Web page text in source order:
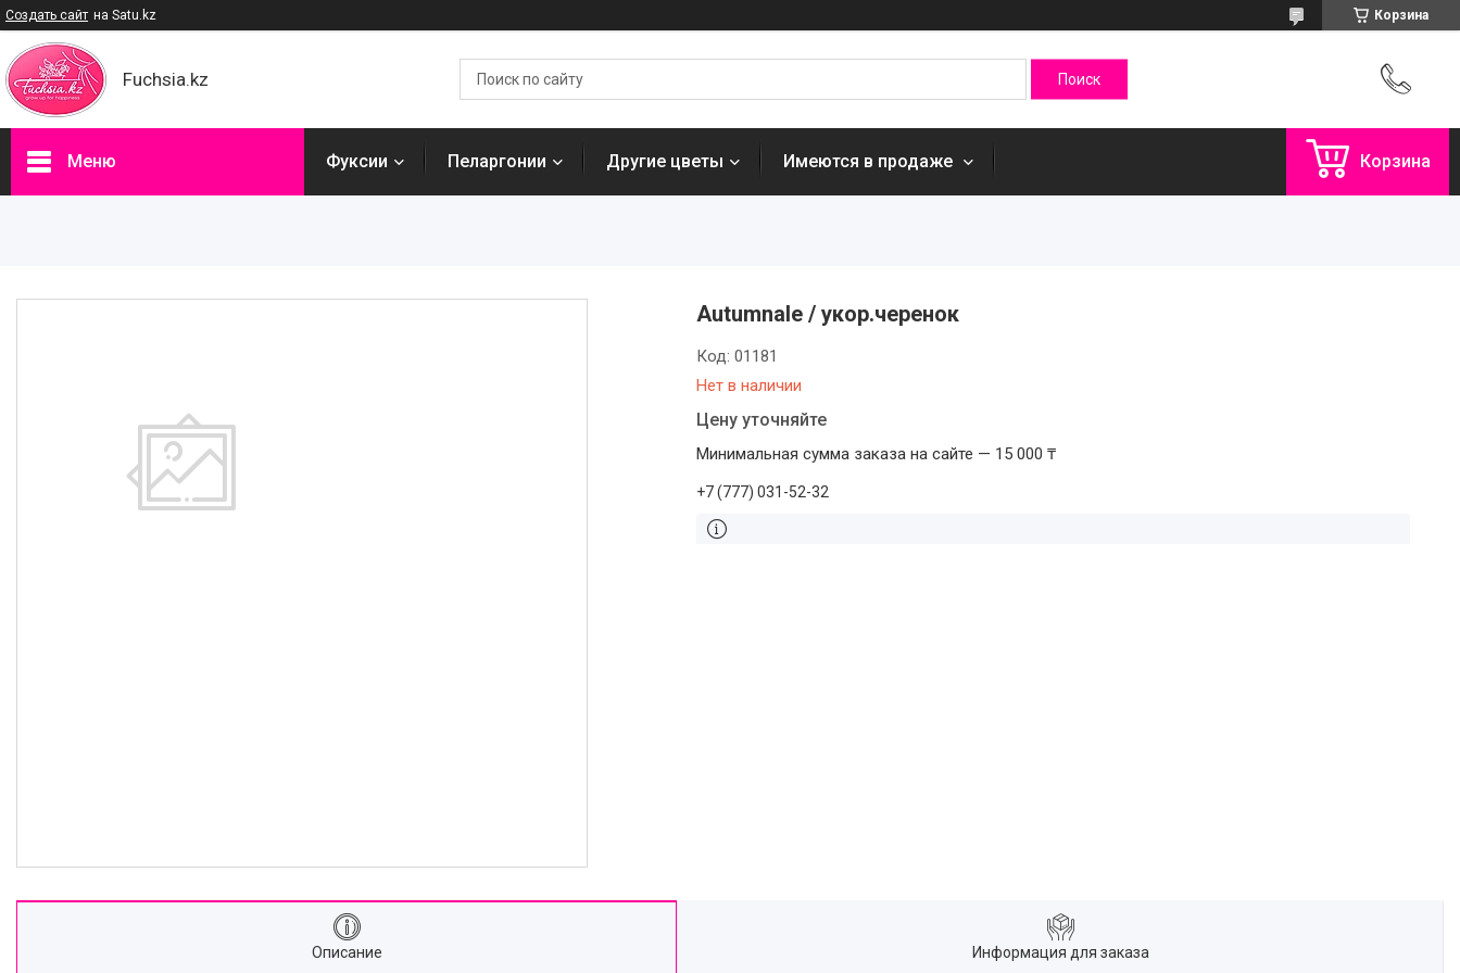
Создать сайт на Satu.kz Корзина
Fuchsia.kz
Меню Фуксии Пеларгонии Другие цветы Имеются в продаже Корзина
Autumnale / укор.черенок
Нет в наличии
Код:01181
Цену уточняйте
Минимальная сумма заказа на сайте — 15 000 ₸
+7 (777) 031-52-32
Описание Информация для заказа